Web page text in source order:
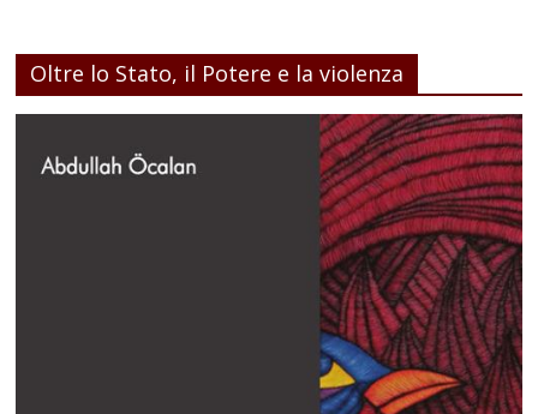
Oltre lo Stato, il Potere e la violenza